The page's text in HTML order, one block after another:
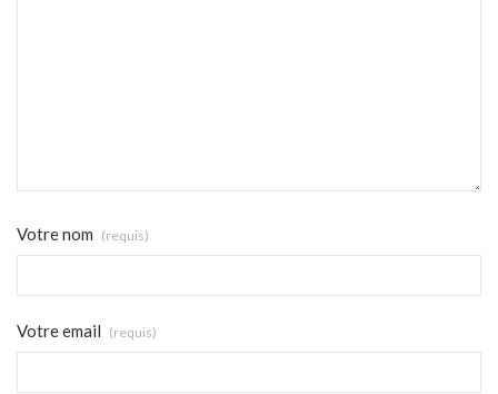
Votre nom (requis)
Votre email (requis)